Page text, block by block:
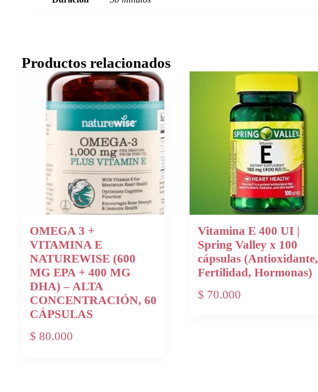
Productos relacionados
OMEGA 3 +
VITAMINA E
NATUREWISE (600
MG EPA + 400 MG
DHA) – ALTA
CONCENTRACIÓN, 60
CÁPSULAS
$ 80.000
Vitamina E 400 UI |
Spring Valley x 100
cápsulas (Antioxidante,
Fertilidad, Hormonas)
$ 70.000